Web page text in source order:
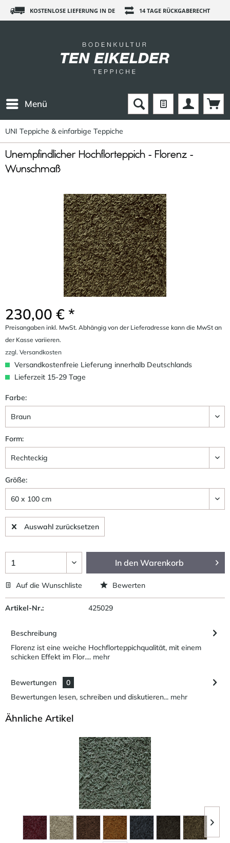
KOSTENLOSE LIEFERUNG IN DE 14 TAGE RÜCKGABERECHT
Menü
UNI Teppiche & einfarbige Teppiche
Unempfindlicher Hochflorteppich - Florenz -
Wunschmaß
230,00 € *
Preisangaben inkl. MwSt. Abhängig von der Lieferadresse kann die MwSt an
der Kasse variieren.
zzgl. Versandkosten
Versandkostenfreie Lieferung innerhalb Deutschlands
Lieferzeit 15-29 Tage
Farbe:
Form:
Größe:
Auswahl zurücksetzen
In den Warenkorb
Auf die Wunschliste Bewerten
Artikel-Nr.: 425029
Beschreibung
Florenz ist eine weiche Hochflorteppichqualität, mit einem
schicken Effekt im Flor.... mehr
Bewertungen
0
Bewertungen lesen, schreiben und diskutieren... mehr
Ähnliche Artikel